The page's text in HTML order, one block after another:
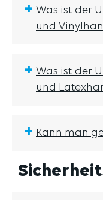
+ Was ist der
und
+ Was ist der
und
+ Kann man